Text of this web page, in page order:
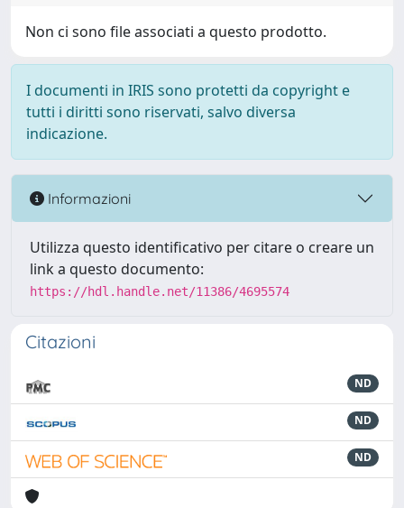
Non ci sono file associati a questo prodotto.
I documenti in IRIS sono protetti da copyright e
tutti i diritti sono riservati, salvo diversa
indicazione.
Informazioni
Utilizza questo identificativo per citare o creare un
link a questo documento:
https://hdl.handle.net/11386/4695574
Citazioni
ND
ND
ND